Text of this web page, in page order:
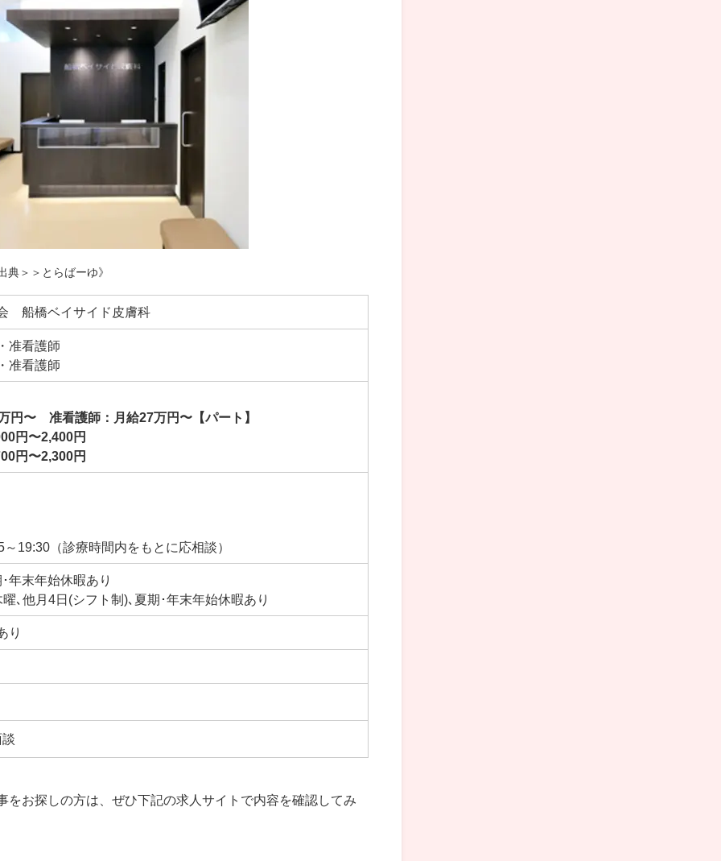
典＞＞とらばーゆ》
船橋ベイサイド皮膚科
准看護師
准看護師
円〜 准看護師：月給27万円〜 【パート】
円〜2,400円
円〜2,300円
19:30（診療時間内をもとに応相談）
年末年始休暇あり
､他月4日(シフト制)､夏期･年末年始休暇あり
り
お探しの方は、ぜひ下記の求人サイトで内容を確認してみ